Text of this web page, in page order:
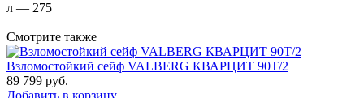
л — 275
Смотрите также
Взломостойкий сейф VALBERG КВАРЦИТ 90Т/2
89 799 руб.
Добавить в корзину